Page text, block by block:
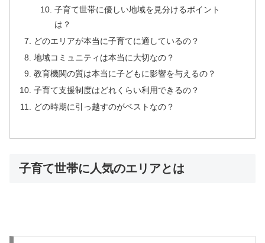
子育て世帯に優しい地域を見分けるポイント
は？
どのエリアが本当に子育てに適しているの？
地域コミュニティは本当に大切なの？
教育機関の質は本当に子どもに影響を与えるの？
子育て支援制度はどれくらい利用できるの？
どの時期に引っ越すのがベストなの？
子育て世帯に人気のエリアとは